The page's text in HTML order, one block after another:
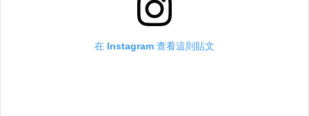
在 Instagram 查看這則貼文